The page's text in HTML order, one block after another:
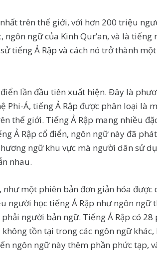
trên thế giới, với hơn 200 triệu
ngữ của Kinh Qur’an, và là tiếng
tiếng Ả Rập và cách nó trở thành
lần đầu tiên xuất hiện. Đây là
Phi-Á, tiếng Ả Rập được phân loại là
thế giới. Tiếng Ả Rập mang nhiều
Ả Rập cổ điển, ngôn ngữ này đã
ngữ khu vực mà người dân sử
nhau.
một phiên bản đơn giản hóa được
người học tiếng Ả Rập như ngôn ngữ
người bản ngữ. Tiếng Ả Rập có 28
tồn tại trong các ngôn ngữ khác,
ngôn ngữ này thêm phần phức tạp,